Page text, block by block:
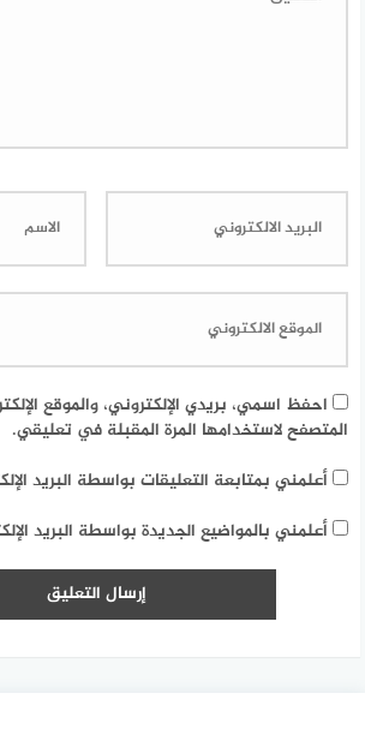
احفظ اسمي، بريدي الإلكتروني، والموقع
المتصفح لاستخدامها المرة المقبلة في تعليقي.
أعلمني بمتابعة التعليقات بواسطة البريد
أعلمني بالمواضيع الجديدة بواسطة البريد